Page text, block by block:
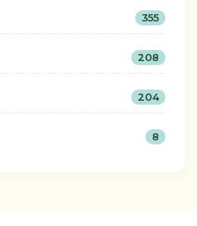
355
208
204
8